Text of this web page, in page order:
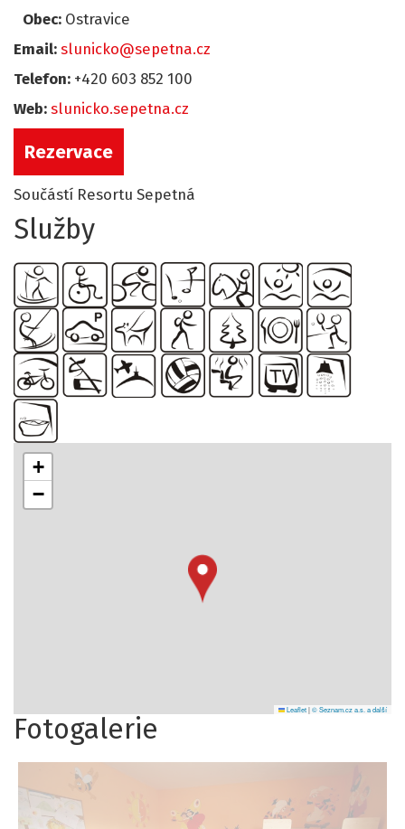
Obec: Ostravice
Email: slunicko@sepetna.cz
Telefon: +420 603 852 100
Web: slunicko.sepetna.cz
Rezervace
Součástí Resortu Sepetná
Služby
+
−
Leaflet|© Seznam.cz a.s. a další
Fotogalerie